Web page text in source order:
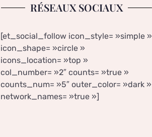
RÉSEAUX SOCIAUX
[et_social_follow icon_style= »simple »
icon_shape= »circle »
icons_location= »top »
col_number= »2″ counts= »true »
counts_num= »5″ outer_color= »dark »
network_names= »true »]